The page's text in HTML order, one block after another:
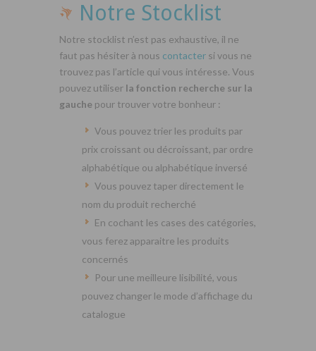
Notre Stocklist
Notre stocklist n’est pas exhaustive, il ne
faut pas hésiter à nous contacter si vous ne
trouvez pas l’article qui vous intéresse. Vous
pouvez utiliser la fonction recherche sur la
gauche pour trouver votre bonheur :
Vous pouvez trier les produits par
prix croissant ou décroissant, par ordre
alphabétique ou alphabétique inversé
Vous pouvez taper directement le
nom du produit recherché
En cochant les cases des catégories,
vous ferez apparaitre les produits
concernés
Pour une meilleure lisibilité, vous
pouvez changer le mode d’affichage du
catalogue